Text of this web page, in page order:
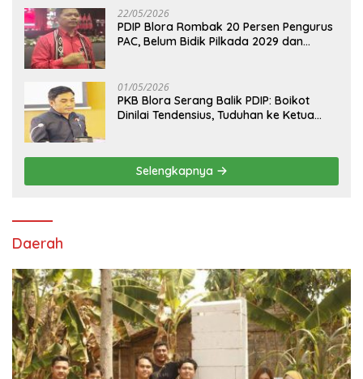
22/05/2026
PDIP Blora Rombak 20 Persen Pengurus
PAC, Belum Bidik Pilkada 2029 dan
01/05/2026
PKB Blora Serang Balik PDIP: Boikot
Dinilai Tendensius, Tuduhan ke Ketua
Selengkapnya
Daerah